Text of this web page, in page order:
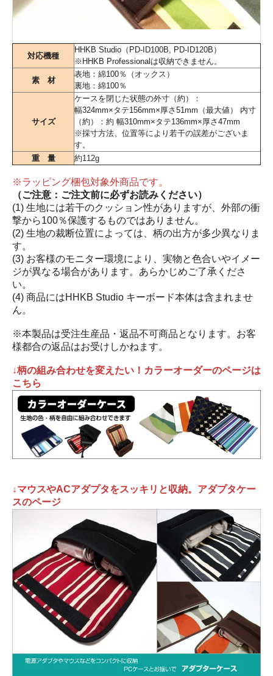
対応機種
HHKB Studio（PD-ID100B, PD-ID120B）
※HHKB Professionalは収納できません。
素 材
表地：綿100％（オックス）
裏地：綿100％
サイズ
ケースを閉じた状態の外寸（約）：
幅324mm×タテ156mm×厚さ51mm（最大値） 内寸
（約）：約 幅310mm×タテ136mm×厚さ47mm
※採寸方法、位置等により若干の誤差がございま
す。
重 量
約112g
※ラッピング梱包対象外商品です。
（ご注意：ご注文前に必ずお読みください）
(1) 生地には若干のクッション性がありますが、外部の衝
撃から100％保護するものではありません。
(2) 生地の裁断位置によっては、柄の出方が多少異なりま
す。
(3) お客様のモニター環境により、実物と色合いやイメー
ジが異なる場合があります。あらかじめご了承くださ
い。
(4) 商品にはHHKB Studio キーボード本体は含まれませ
ん。
※本製品は受注生産品・返品不可商品となります。お客
様都合の返品はお受けしかねます。
↓柄の組み合わせを変えたい！カラーオーダーのページは
こちら
↓マウスやACアダプタをスッキリと収納。アダプタケー
スのページ